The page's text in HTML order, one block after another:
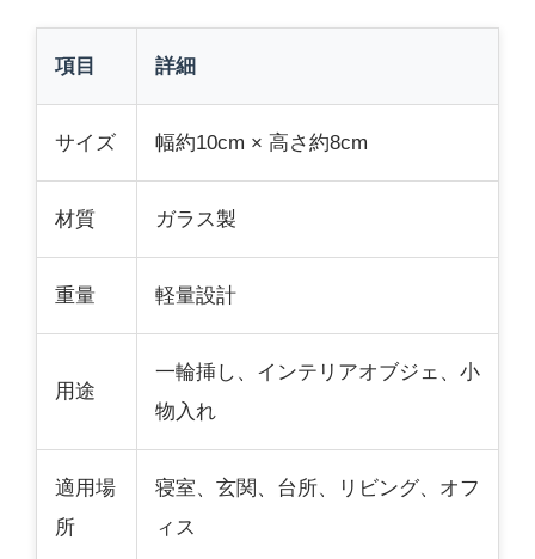
項目 詳細
サイズ 幅約10cm × 高さ約8cm
材質 ガラス製
重量 軽量設計
用途
一輪挿し、インテリアオブジェ、小
物入れ
適用場
所
寝室、玄関、台所、リビング、オフ
ィス